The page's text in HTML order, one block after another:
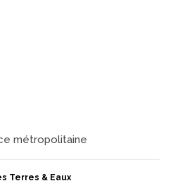
une répartition large et
durci pour conserver une gerbe
7, 8 ou 9, elles permettent
et la densité du couvert, en
métropolitaine
Terres & Eaux